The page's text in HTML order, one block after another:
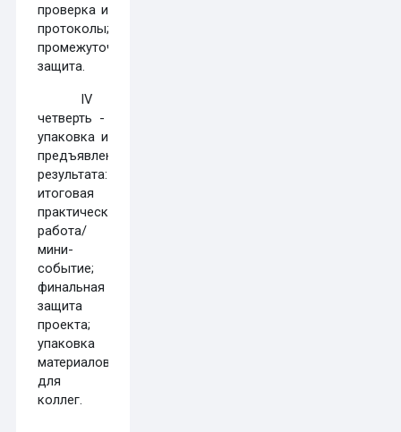
проверка и
протоколы;
промежуточная
защита.
IV
четверть -
упаковка и
предъявление
результата:
итоговая
практическая
работа/
мини-
событие;
финальная
защита
проекта;
упаковка
материалов
для
коллег.